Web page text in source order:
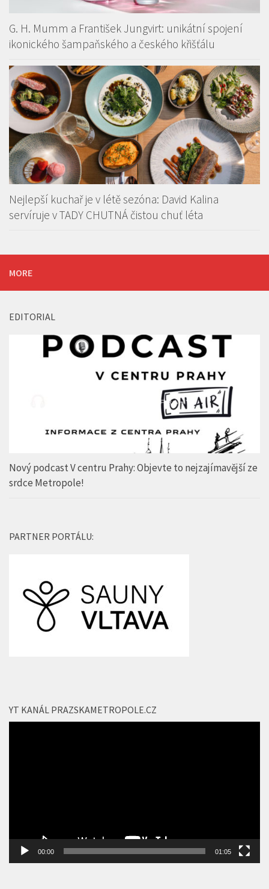
G. H. Mumm a František Jungvirt: unikátní spojení
ikonického šampaňského a českého křišťálu
Nejlepší kuchař je v létě sezóna: David Kalina
servíruje v TADY CHUTNÁ čistou chuť léta
MORE
EDITORIAL
Nový podcast V centru Prahy: Objevte to nejzajímavější ze
srdce Metropole!
PARTNER PORTÁLU:
YT KANÁL PRAZSKAMETROPOLE.CZ
00:00 01:05